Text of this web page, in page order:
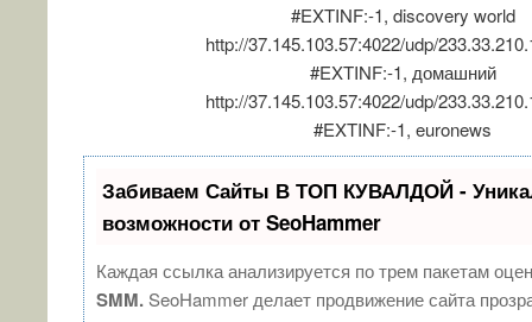
#EXTINF:-1, discovery world
http://37.145.103.57:4022/udp/
#EXTINF:-1, домашний
http://37.145.103.57:4022/udp/
#EXTINF:-1, euronews
Забиваем Сайты В ТОП КУВАЛДОЙ -
возможности от SeoHammer
Каждая ссылка анализируется по трем пакетам
SMM.SeoHammer делает продвижение сайта